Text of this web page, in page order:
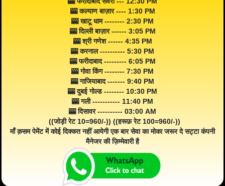
🎰 कल्याण बाज़ार ---- 1:30 PM
🎰 खाटू धाम -------- 2:30 PM
🎰 दिल्ली बाज़ार ------ 3:05 PM
🎰 श्री गणेश ------ 4:35 PM
🎰 करनाल ---------- 5:30 PM
🎰 फरीदाबाद --------- 6:05 PM
🎰 गोवा किंग -------- 7:30 PM
🎰 गाजियाबाद ------- 9:40 PM
🎰 दुबई गोल्ड -------- 10:30 PM
🎰 गली ----------- 11:40 PM
🎰 दिसावर ---------- 03:00 AM
((जोड़ी रेट 10=960/-)) ((हरूफ़ रेट 100=960/-))
माँ क़सम पेमेंट में कोई दिक्कत नहीं आयेगी एक बार सेवा का मोका जरूर दे सट्टा कंपनी
मैनेजर की ज़िम्मेवारी है